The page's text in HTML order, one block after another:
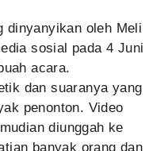
dinyanyikan oleh Meli
sosial pada 4 Juni
acara.
dan suaranya yang
penonton. Video
diunggah ke
banyak orang dan